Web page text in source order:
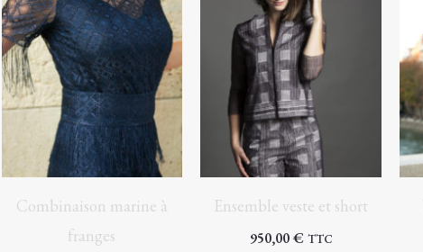
Combinaison marine à
franges
Ensemble veste et short
950,00€ TTC